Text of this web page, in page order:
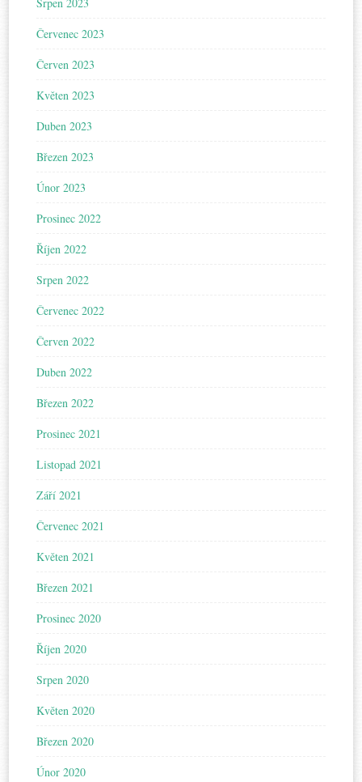
Červenec 2023
Červen 2023
Květen 2023
Duben 2023
Březen 2023
Únor 2023
Prosinec 2022
Říjen 2022
Srpen 2022
Červenec 2022
Červen 2022
Duben 2022
Březen 2022
Prosinec 2021
Listopad 2021
Září 2021
Červenec 2021
Květen 2021
Březen 2021
Prosinec 2020
Říjen 2020
Srpen 2020
Květen 2020
Březen 2020
Únor 2020